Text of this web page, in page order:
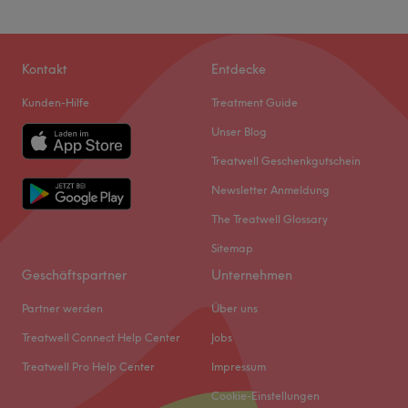
Kontakt
Kunden-Hilfe
Entdecke
Treatment Guide
Unser Blog
Treatwell Geschenkgutschein
Newsletter Anmeldung
The Treatwell Glossary
Sitemap
Geschäftspartner
Partner werden
Treatwell Connect Help Center
Treatwell Pro Help Center
Unternehmen
Über uns
Jobs
Impressum
Cookie-Einstellungen